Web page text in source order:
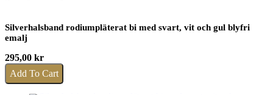
Silverhalsband rodiumpläterat bi med svart, vit och gul blyfri
emalj
295,00 kr
Add To Cart